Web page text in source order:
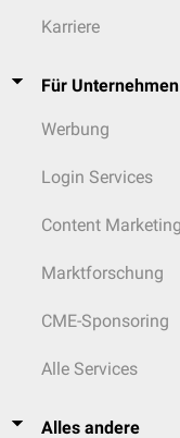
Akzessorisches
Karriere
Für Unternehmen
Werbung
Login Services
Content Marketing
Marktforschung
CME-Sponsoring
Alle Services
Alles andere